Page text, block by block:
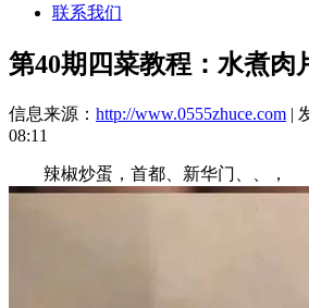
联系我们
第40期四菜教程：水煮肉
信息来源： http://www.0555zhuce.com |
08:11
辣椒炒蛋，首都、新华门、、，